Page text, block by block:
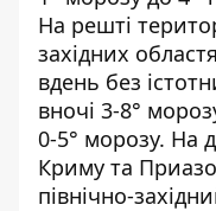
На решті
західних
вдень без
вночі 3-8°
0-5° морозу. На
Криму та
північно-